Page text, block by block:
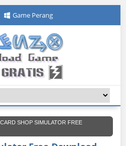
Game Perang
SHOP SIMULATOR FREE